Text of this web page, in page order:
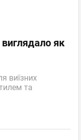
як
виїзних
та